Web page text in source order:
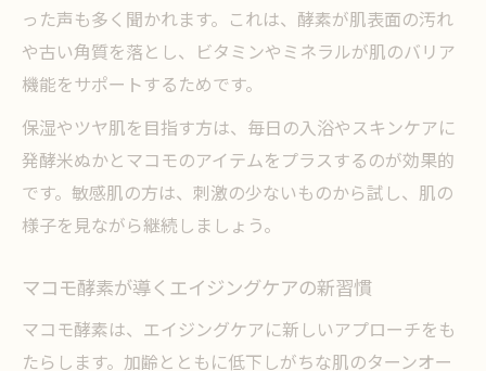
った声も多く聞かれます。これは、酵素が肌表面の汚れ
や古い角質を落とし、ビタミンやミネラルが肌のバリア
機能をサポートするためです。
保湿やツヤ肌を目指す方は、毎日の入浴やスキンケアに
発酵米ぬかとマコモのアイテムをプラスするのが効果的
です。敏感肌の方は、刺激の少ないものから試し、肌の
様子を見ながら継続しましょう。
マコモ酵素が導くエイジングケアの新習慣
マコモ酵素は、エイジングケアに新しいアプローチをも
たらします。加齢とともに低下しがちな肌のターンオー